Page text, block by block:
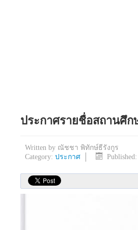
ประกาศรายชื่อสถานศึก
Written by ณัชชา พิทักษ์ธีรังกูร
Category: ประกาศ